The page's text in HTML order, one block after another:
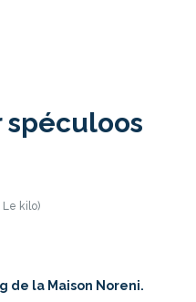
spéculoos
Le kilo)
de la Maison Noreni.